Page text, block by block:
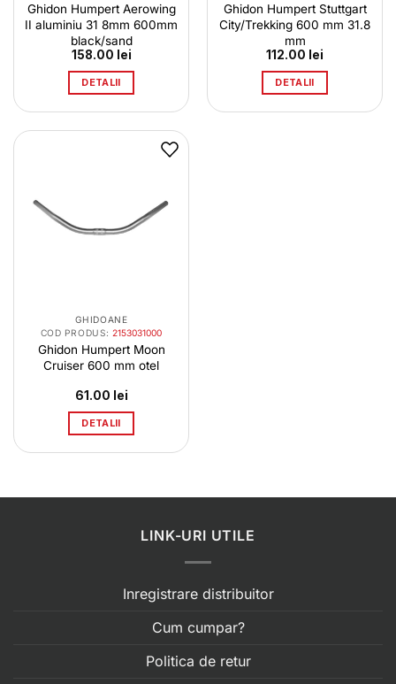
Ghidon Humpert Aerowing
II aluminiu 31 8mm 600mm
black/sand
158.00 lei
DETALII
Ghidon Humpert Stuttgart
City/Trekking 600 mm 31.8
mm
112.00 lei
DETALII
GHIDOANE
COD PRODUS:2153031000
Ghidon Humpert Moon
Cruiser 600 mm otel
61.00 lei
DETALII
LINK-URI UTILE
Inregistrare distribuitor
Cum cumpar?
Politica de retur